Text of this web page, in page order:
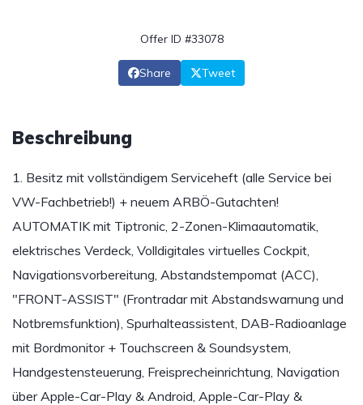
Offer ID #33078
Share Tweet
Beschreibung
1. Besitz mit vollständigem Serviceheft (alle Service bei
VW-Fachbetrieb!) + neuem ARBÖ-Gutachten!
AUTOMATIK mit Tiptronic, 2-Zonen-Klimaautomatik,
elektrisches Verdeck, Volldigitales virtuelles Cockpit,
Navigationsvorbereitung, Abstandstempomat (ACC),
"FRONT-ASSIST" (Frontradar mit Abstandswarnung und
Notbremsfunktion), Spurhalteassistent, DAB-Radioanlage
mit Bordmonitor + Touchscreen & Soundsystem,
Handgestensteuerung, Freisprecheinrichtung, Navigation
über Apple-Car-Play & Android, Apple-Car-Play &